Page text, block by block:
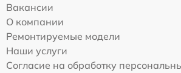
Вакансии
О компании
Ремонтируемые модели
Наши услуги
Согласие на обработку